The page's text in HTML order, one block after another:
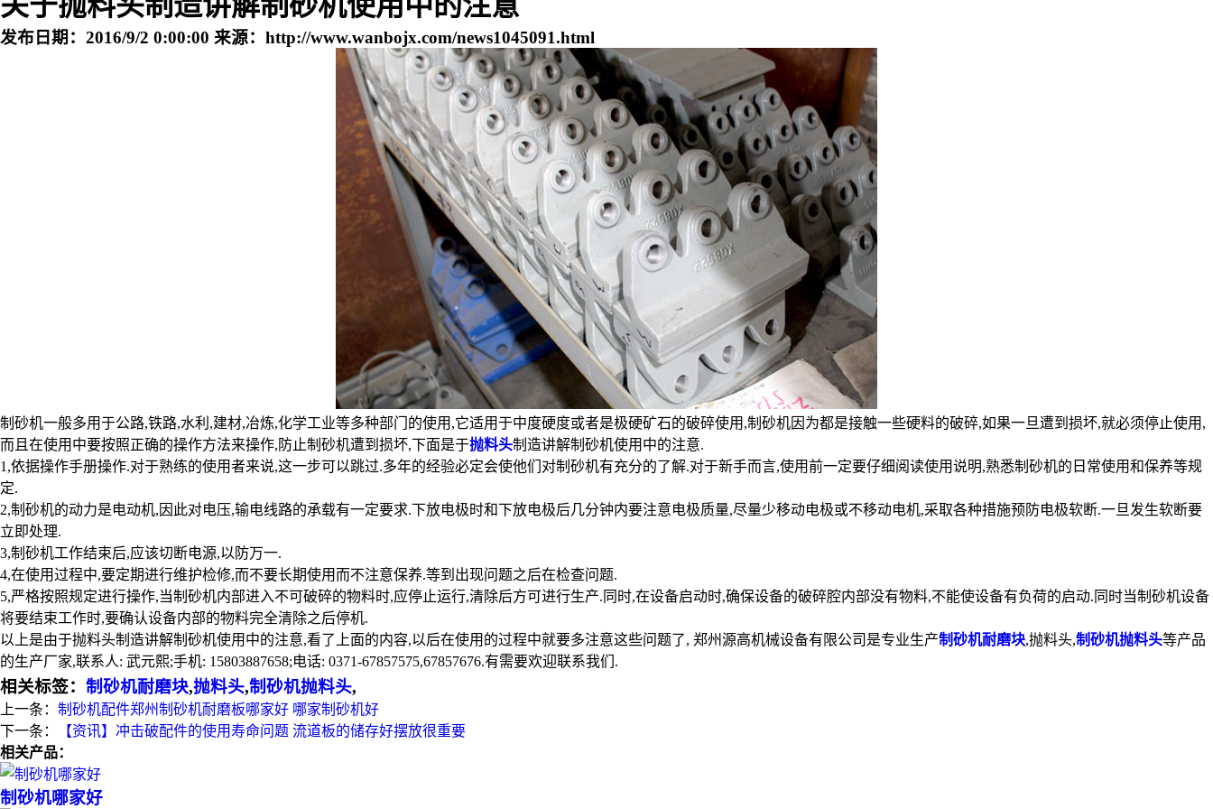
发布日期： 2016/9/2 0:00:00 来源： http://www.wanbojx.com/news1045091.html
制砂机一般多用于公路,铁路,水利,建材,冶炼,化学工业等多种部门的使用,它适用于中度硬度或者是极硬矿石的破碎使用,制砂机因为都是接触一些硬料的破碎,如果一旦遭到损坏,就必须停止使用,
而且在使用中要按照正确的操作方法来操作,防止制砂机遭到损坏,下面是于抛料头制造讲解制砂机使用中的注意.
1,依据操作手册操作.对于熟练的使用者来说,这一步可以跳过.多年的经验必定会使他们对制砂机有充分的了解.对于新手而言,使用前一定要仔细阅读使用说明,熟悉制砂机的日常使用和保养等规
定.
2,制砂机的动力是电动机,因此对电压,输电线路的承载有一定要求.下放电极时和下放电极后几分钟内要注意电极质量,尽量少移动电极或不移动电机,采取各种措施预防电极软断.一旦发生软断要
立即处理.
3,制砂机工作结束后,应该切断电源,以防万一.
4,在使用过程中,要定期进行维护检修,而不要长期使用而不注意保养.等到出现问题之后在检查问题.
5,严格按照规定进行操作,当制砂机内部进入不可破碎的物料时,应停止运行,清除后方可进行生产.同时,在设备启动时,确保设备的破碎腔内部没有物料,不能使设备有负荷的启动.同时当制砂机设备
将要结束工作时,要确认设备内部的物料完全清除之后停机.
以上是由于抛料头制造讲解制砂机使用中的注意,看了上面的内容,以后在使用的过程中就要多注意这些问题了, 郑州源高机械设备有限公司是专业生产制砂机耐磨块,抛料头,制砂机抛料头等产品
的生产厂家,联系人: 武元熙;手机: 15803887658;电话: 0371-67857575,67857676.有需要欢迎联系我们.
相关标签： 制砂机耐磨块,抛料头,制砂机抛料头,
上一条： 制砂机配件郑州制砂机耐磨板哪家好 哪家制砂机好
下一条：
【资讯】冲击破配件的使用寿命问题 流道板的储存好摆放很重要
相关产品：
制砂机哪家好